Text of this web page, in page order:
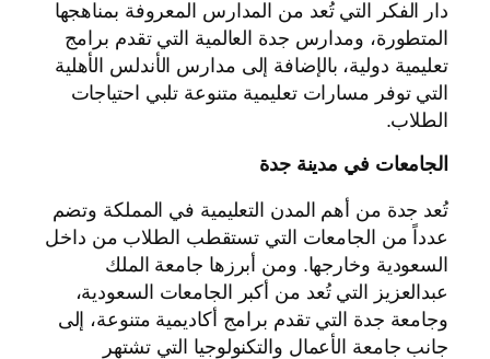
دار الفكر التي تُعد من المدارس المعروفة بمناهجها
المتطورة، ومدارس جدة العالمية التي تقدم برامج
تعليمية دولية، بالإضافة إلى مدارس الأندلس الأهلية
التي توفر مسارات تعليمية متنوعة تلبي احتياجات
الطلاب.
الجامعات في مدينة جدة
تُعد جدة من أهم المدن التعليمية في المملكة وتضم
عدداً من الجامعات التي تستقطب الطلاب من داخل
السعودية وخارجها. ومن أبرزها جامعة الملك
عبدالعزيز التي تُعد من أكبر الجامعات السعودية،
وجامعة جدة التي تقدم برامج أكاديمية متنوعة، إلى
جانب جامعة الأعمال والتكنولوجيا التي تشتهر